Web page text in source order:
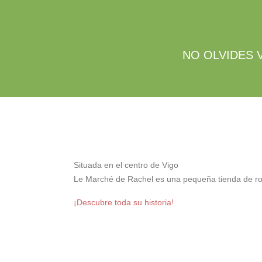
producto
de
producto
NO OLVIDES
Situada en el centro de Vigo
Le Marché de Rachel es una pequeña tienda de
¡Descubre toda su historia!